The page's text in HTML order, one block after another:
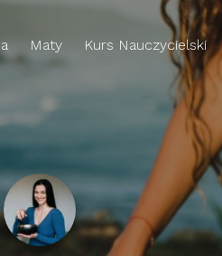
Maty Kurs Nauczycielski